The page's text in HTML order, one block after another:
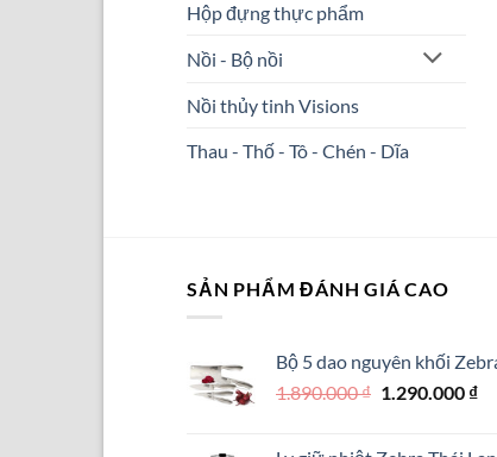
Hộp đựng thực phẩm
Nồi - Bộ nồi
Nồi thủy tinh Visions
Thau - Thố - Tô - Chén - Dĩa
SẢN PHẨM ĐÁNH GIÁ CAO
Bộ 5 dao nguyên khối
1.890.000₫ Giá
1.290.000 ₫Giá